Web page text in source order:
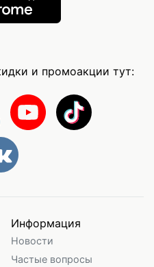
и промоакции тут:
Информация
Новости
Частые вопросы